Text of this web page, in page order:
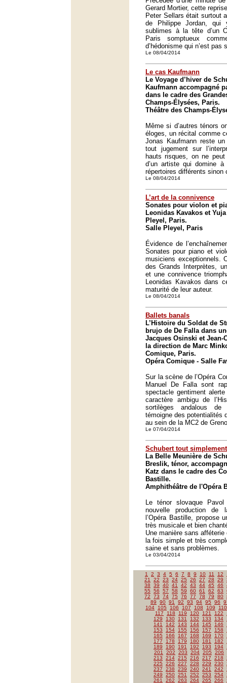
Gerard Mortier, cette
Peter Sellars était surtout
de Philippe Jordan, qui
sublimes à la tête d’un
Paris somptueux
d’hédonisme qui n’est pas
Le 08/04/2014
Le cas Kaufmann
Le Voyage d’hiver de
Kaufmann accompagné
dans le cadre des
Champs-Élysées, Paris.
Théâtre des Champs-
Même si d’autres ténors
éloges, un récital comme
Jonas Kaufmann reste
tout jugement sur
hauts risques, on ne peut
d’un artiste qui domine
répertoires différents sinon
Le 08/04/2014
L’art de la connivence
Sonates pour violon et
Leonidas Kavakos et
Pleyel, Paris.
Salle Pleyel, Paris
Évidence de
Sonates pour piano et
musiciens exceptionnels.
des Grands Interprètes,
et une connivence
Leonidas Kavakos dans
maturité de leur auteur.
Le 08/04/2014
Ballets banals
L’Histoire du Soldat de
brujo de De Falla dans
Jacques Osinski et Jean-
la direction de Marc
Comique, Paris.
Opéra Comique - Salle
Sur la scène de l’Opéra
Manuel De Falla sont
spectacle gentiment
caractère ambigu de
sortilèges andalous de
témoigne des potentialités
au sein de la MC2 de
Le 07/04/2014
Schubert tout simplement
La Belle Meunière de
Breslik, ténor,
Katz dans le cadre des
Bastille.
Amphithéâtre de l'Opéra
Le ténor slovaque
nouvelle production de
l’Opéra Bastille, propose
très musicale et bien
Une manière sans afféterie
la fois simple et très
saine et sans problèmes.
Le 03/04/2014
1 2 3 4 5 6 7 8 9 10 11 12
21
22 23 24 25 26 27 28 29
38
39 40 41 42 43 44 45 46
55
56 57 58 59 60 61 62 63
72
73 74 75 76 77 78 79 80
89
90 91 92 93 94 95 96
104
105 106 107 108 109
110
117
118 119 120 121 122
129
130 131 132 133 134
141
142 143 144 145 146
153
154 155 156 157 158
165
166 167 168 169 170
177
178 179 180 181 182
189
190 191 192 193 194
201
202 203 204 205
206
213
214 215 216 217 218
225
226 227 228 229 230
237
238 239 240 241 242
249
250 251 252 253 254
261
262 263 264 265 266